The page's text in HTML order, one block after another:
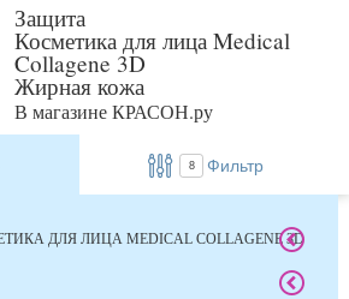
Защита
Косметика для лица Medical
Collagene 3D
Жирная кожа
В магазине КРАСОН.ру
8 Фильтр
ДЛЯ ЛИЦА MEDICAL COLLAGENE 3D